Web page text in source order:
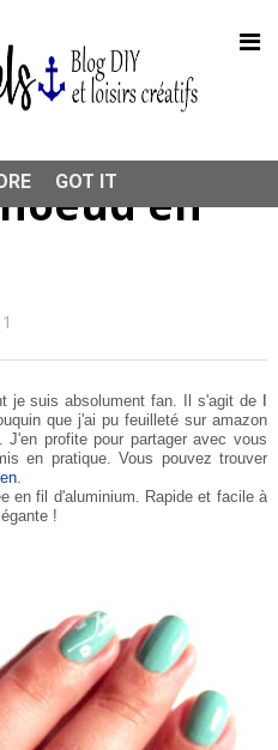
en
je suis absolument fan. Il s'agit de
que j'ai pu feuilleté sur amazon
profite pour partager avec vous
en pratique. Vous pouvez trouver
.
en fil d'aluminium. Rapide et facile à
!
to deliver its services
address and user-agent are
performance and security
generate usage
GOT IT